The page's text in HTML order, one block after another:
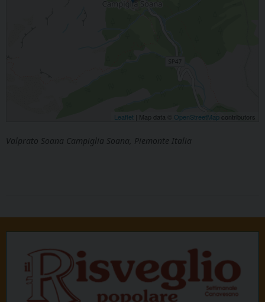
Leaflet | Map data © OpenStreetMap contributors
Valprato Soana Campiglia Soana, Piemonte Italia